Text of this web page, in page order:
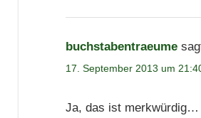
buchstabentraeume
17. September 2013 um
Ja, das ist merkwürdig…